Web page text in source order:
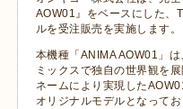
AOW01』をベースにした
ルを受注販売を実施します。
本機種「ANIMA AOW01」
ミックスで独自の世界観を
ネームにより実現した
オリジナルモデルとなって